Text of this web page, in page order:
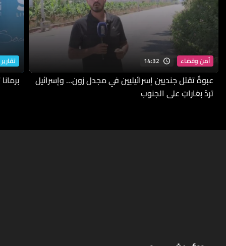
أمن وقضاء 14:32
عبوةٌ تقتل جنديين إسرائيليين في مجدل زون… وإسرائيل
تردّ بغاراتٍ على الجنوب